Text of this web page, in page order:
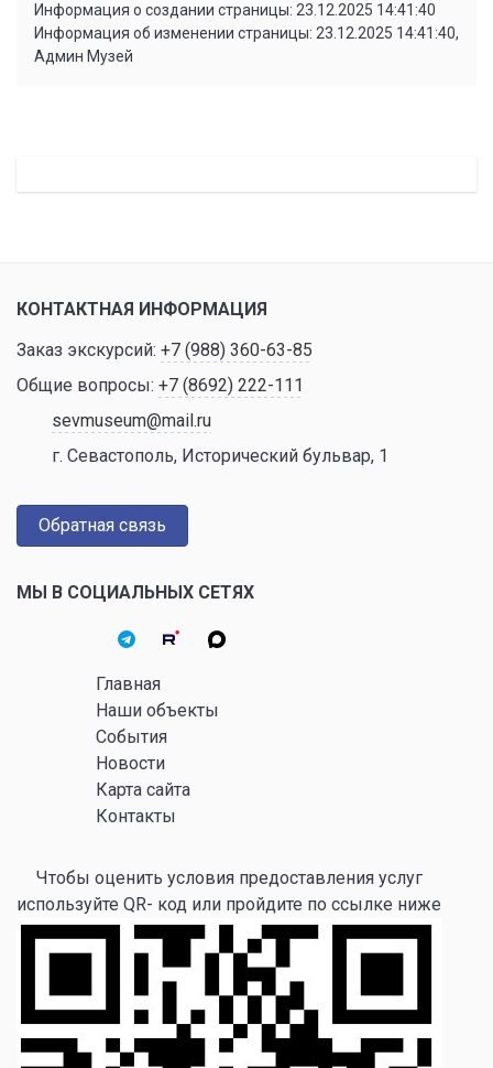
Информация о создании страницы: 23.12.2025 14:41:40
Информация об изменении страницы: 23.12.2025 14:41:40,
Админ Музей
КОНТАКТНАЯ ИНФОРМАЦИЯ
Заказ экскурсий: +7 (988) 360-63-85
Общие вопросы: +7 (8692) 222-111
sevmuseum@mail.ru
г. Севастополь, Исторический бульвар, 1
Обратная связь
МЫ В СОЦИАЛЬНЫХ СЕТЯХ
Главная
Наши объекты
События
Новости
Карта сайта
Контакты
Чтобы оценить условия предоставления услуг
используйте QR- код или пройдите по ссылке ниже